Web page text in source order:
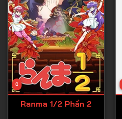
Tập 10
Tập 11
Tập 12
Tập 13
Tập 15
0
Ranma 1/2 Phần 2